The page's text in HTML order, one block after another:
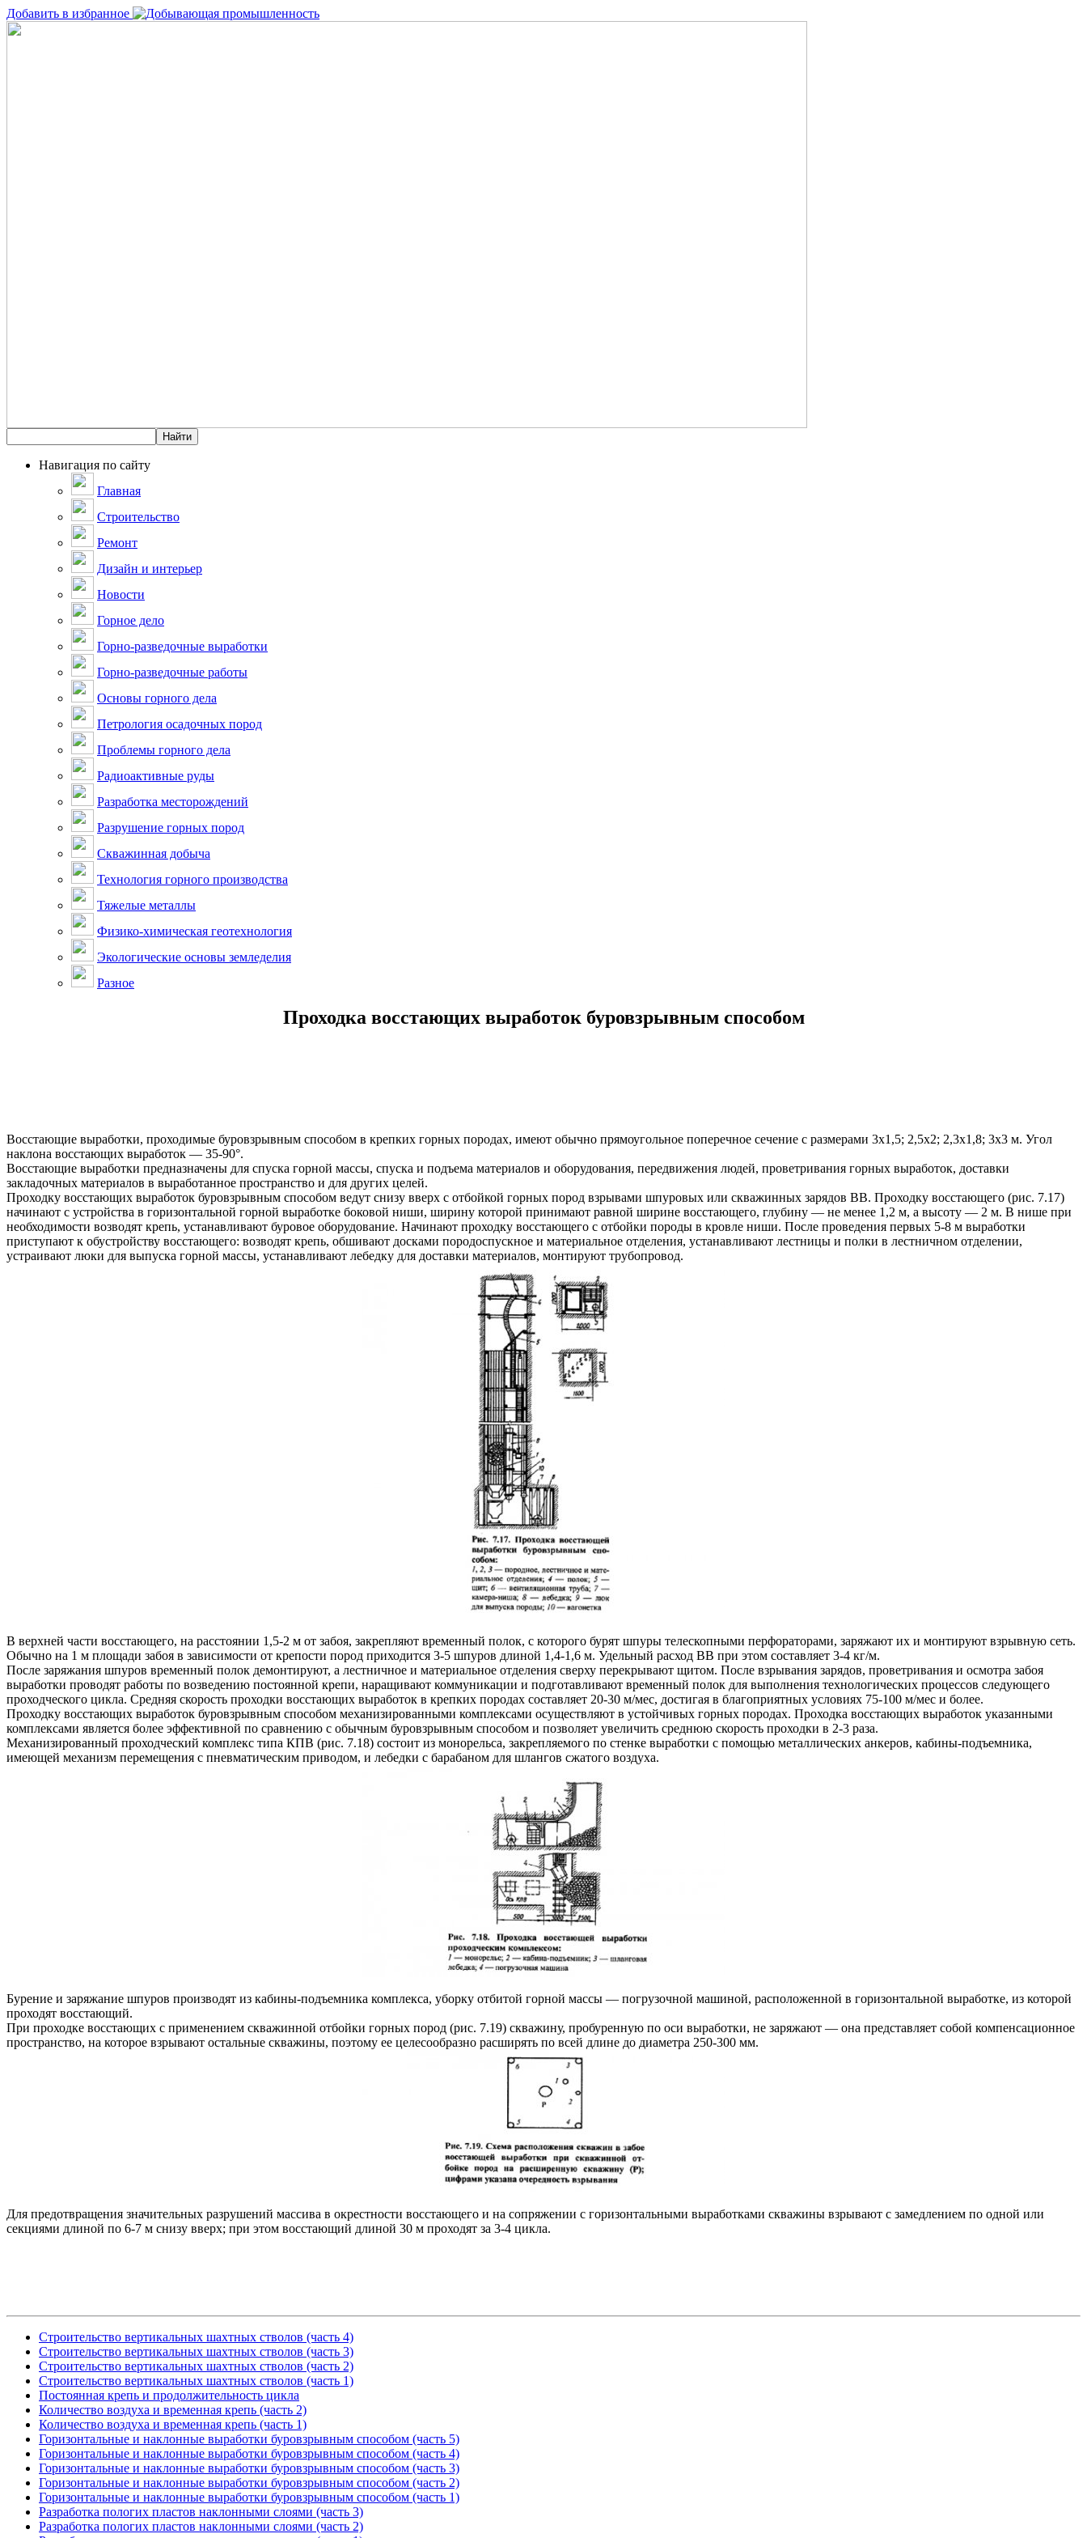
Добавить в избранное
Навигация по сайту
Главная
Строительство
Ремонт
Дизайн и интерьер
Новости
Горное дело
Горно-разведочные выработки
Горно-разведочные работы
Основы горного дела
Петрология осадочных пород
Проблемы горного дела
Радиоактивные руды
Разработка месторождений
Разрушение горных пород
Скважинная добыча
Технология горного производства
Тяжелые металлы
Физико-химическая геотехнология
Экологические основы земледелия
Разное
Проходка восстающих выработок буровзрывным способом
Восстающие выработки, проходимые буровзрывным способом в крепких горных породах, имеют обычно прямоугольное поперечное сечение с размерами 3x1,5; 2,5х2; 2,3x1,8; 3x3 м. Угол
наклона восстающих выработок — 35-90°.
Восстающие выработки предназначены для спуска горной массы, спуска и подъема материалов и оборудования, передвижения людей, проветривания горных выработок, доставки
закладочных материалов в выработанное пространство и для других целей.
Проходку восстающих выработок буровзрывным способом ведут снизу вверх с отбойкой горных пород взрывами шпуровых или скважинных зарядов ВВ. Проходку восстающего (рис. 7.17)
начинают с устройства в горизонтальной горной выработке боковой ниши, ширину которой принимают равной ширине восстающего, глубину — не менее 1,2 м, а высоту — 2 м. В нише при
необходимости возводят крепь, устанавливают буровое оборудование. Начинают проходку восстающего с отбойки породы в кровле ниши. После проведения первых 5-8 м выработки
приступают к обустройству восстающего: возводят крепь, обшивают досками породоспускное и материальное отделения, устанавливают лестницы и полки в лестничном отделении,
устраивают люки для выпуска горной массы, устанавливают лебедку для доставки материалов, монтируют трубопровод.
В верхней части восстающего, на расстоянии 1,5-2 м от забоя, закрепляют временный полок, с которого бурят шпуры телескопными перфораторами, заряжают их и монтируют взрывную сеть.
Обычно на 1 м площади забоя в зависимости от крепости пород приходится 3-5 шпуров длиной 1,4-1,6 м. Удельный расход ВВ при этом составляет 3-4 кг/м.
После заряжания шпуров временный полок демонтируют, а лестничное и материальное отделения сверху перекрывают щитом. После взрывания зарядов, проветривания и осмотра забоя
выработки проводят работы по возведению постоянной крепи, наращивают коммуникации и подготавливают временный полок для выполнения технологических процессов следующего
проходческого цикла. Средняя скорость проходки восстающих выработок в крепких породах составляет 20-30 м/мес, достигая в благоприятных условиях 75-100 м/мес и более.
Проходку восстающих выработок буровзрывным способом механизированными комплексами осуществляют в устойчивых горных породах. Проходка восстающих выработок указанными
комплексами является более эффективной по сравнению с обычным буровзрывным способом и позволяет увеличить среднюю скорость проходки в 2-3 раза.
Механизированный проходческий комплекс типа КПВ (рис. 7.18) состоит из монорельса, закрепляемого по стенке выработки с помощью металлических анкеров, кабины-подъемника,
имеющей механизм перемещения с пневматическим приводом, и лебедки с барабаном для шлангов сжатого воздуха.
Бурение и заряжание шпуров производят из кабины-подъемника комплекса, уборку отбитой горной массы — погрузочной машиной, расположенной в горизонтальной выработке, из которой
проходят восстающий.
При проходке восстающих с применением скважинной отбойки горных пород (рис. 7.19) скважину, пробуренную по оси выработки, не заряжают — она представляет собой компенсационное
пространство, на которое взрывают остальные скважины, поэтому ее целесообразно расширять по всей длине до диаметра 250-300 мм.
Для предотвращения значительных разрушений массива в окрестности восстающего и на сопряжении с горизонтальными выработками скважины взрывают с замедлением по одной или
секциями длиной по 6-7 м снизу вверх; при этом восстающий длиной 30 м проходят за 3-4 цикла.
Строительство вертикальных шахтных стволов (часть 4)
Строительство вертикальных шахтных стволов (часть 3)
Строительство вертикальных шахтных стволов (часть 2)
Строительство вертикальных шахтных стволов (часть 1)
Постоянная крепь и продолжительность цикла
Количество воздуха и временная крепь (часть 2)
Количество воздуха и временная крепь (часть 1)
Горизонтальные и наклонные выработки буровзрывным способом (часть 5)
Горизонтальные и наклонные выработки буровзрывным способом (часть 4)
Горизонтальные и наклонные выработки буровзрывным способом (часть 3)
Горизонтальные и наклонные выработки буровзрывным способом (часть 2)
Горизонтальные и наклонные выработки буровзрывным способом (часть 1)
Разработка пологих пластов наклонными слоями (часть 3)
Разработка пологих пластов наклонными слоями (часть 2)